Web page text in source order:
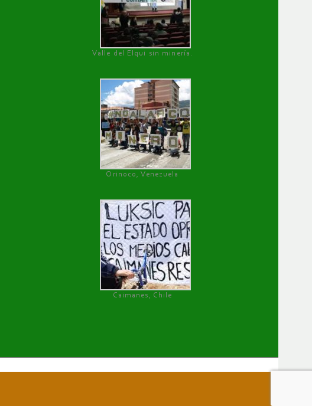
Valle del Elqui sin minería.
Orinoco, Venezuela
Caimanes, Chile